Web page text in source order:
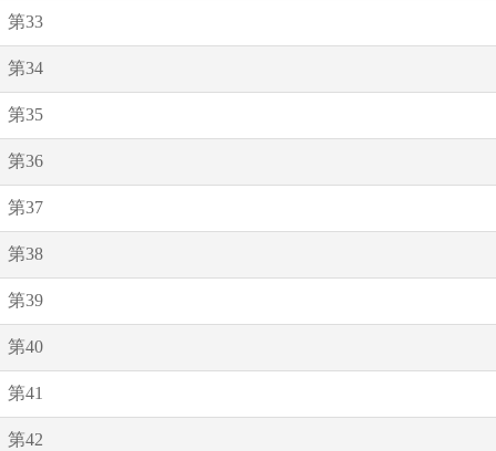
第33
第34
第35
第36
第37
第38
第39
第40
第41
第42